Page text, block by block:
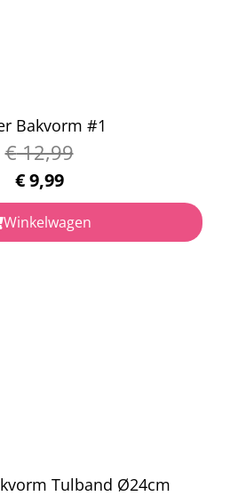
Bakvorm #1
€12,99
€9,99
Winkelwagen
Tulband Ø24cm